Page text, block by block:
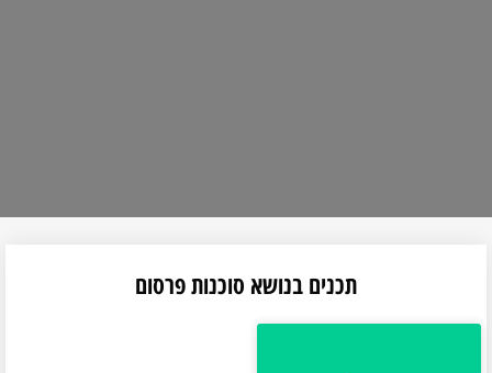
תכנים בנושא סוכנות פרסום